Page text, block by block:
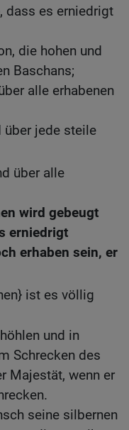
dass es erniedrigt
die hohen und
Baschans;
alle erhabenen
über jede steile
über alle
wird gebeugt
erniedrigt
erhaben sein, er
ist es völlig
und in
Schrecken des
Majestät, wenn er
seine silbernen